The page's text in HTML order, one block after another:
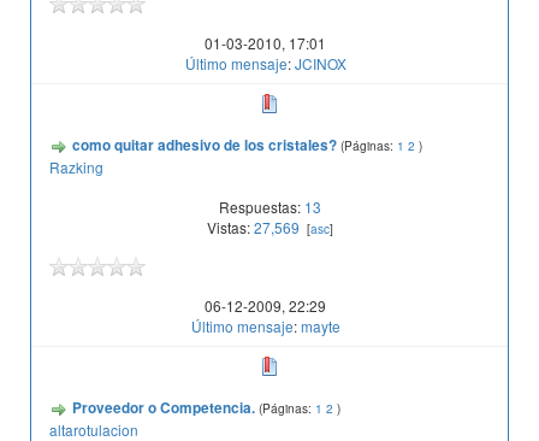
01-03-2010, 17:01
Último mensaje:JCINOX
como quitar adhesivo de los cristales? (Páginas: 1 2 )
Razking
Respuestas: 13
Vistas:27,569 [asc]
06-12-2009, 22:29
Último mensaje:mayte
Proveedor o Competencia. (Páginas: 1 2 )
altarotulacion